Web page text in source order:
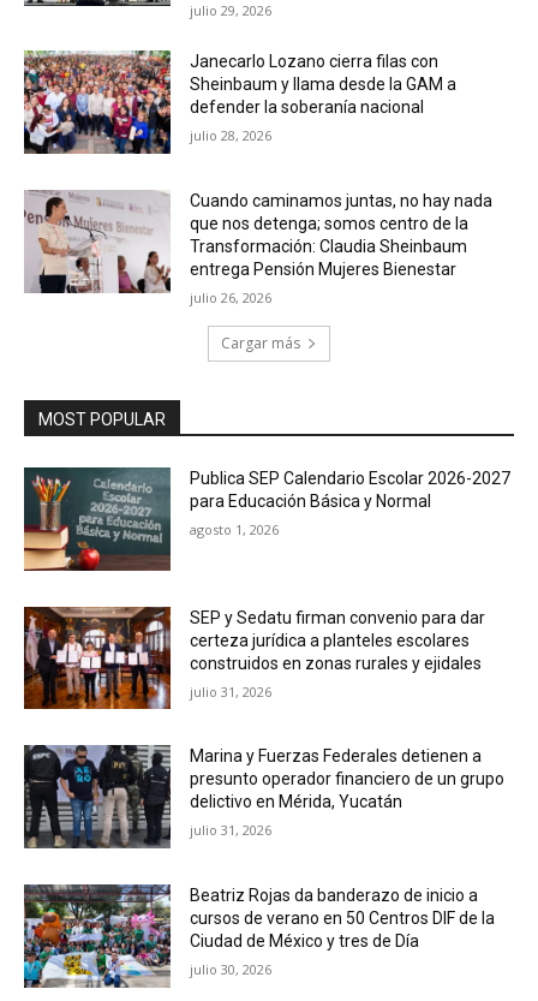
julio 29, 2026
Janecarlo Lozano cierra filas con
Sheinbaum y llama desde la GAM a
defender la soberanía nacional
julio 28, 2026
Cuando caminamos juntas, no hay nada
que nos detenga; somos centro de la
Transformación: Claudia Sheinbaum
entrega Pensión Mujeres Bienestar
julio 26, 2026
Cargar más
MOST POPULAR
Publica SEP Calendario Escolar 2026-2027
para Educación Básica y Normal
agosto 1, 2026
SEP y Sedatu firman convenio para dar
certeza jurídica a planteles escolares
construidos en zonas rurales y ejidales
julio 31, 2026
Marina y Fuerzas Federales detienen a
presunto operador financiero de un grupo
delictivo en Mérida, Yucatán
julio 31, 2026
Beatriz Rojas da banderazo de inicio a
cursos de verano en 50 Centros DIF de la
Ciudad de México y tres de Día
julio 30, 2026